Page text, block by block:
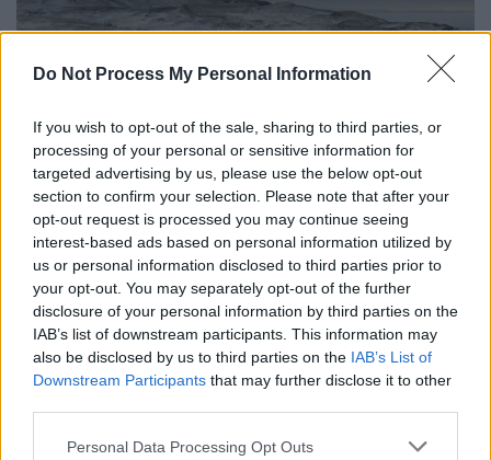
Do Not Process My Personal Information
If you wish to opt-out of the sale, sharing to third parties, or
processing of your personal or sensitive information for
targeted advertising by us, please use the below opt-out
section to confirm your selection. Please note that after your
opt-out request is processed you may continue seeing
interest-based ads based on personal information utilized by
us or personal information disclosed to third parties prior to
your opt-out. You may separately opt-out of the further
disclosure of your personal information by third parties on the
IAB’s list of downstream participants. This information may
also be disclosed by us to third parties on the IAB’s List of
Downstream Participants that may further disclose it to other
Please note that this website/app uses one or more Google
Personal Data Processing Opt Outs
Όμως το πιομαγικό σημείο του καταρράκτη
είναι ότι σου δίνει τη δυνατότητα να δεις τα
εντυπωσιακά τρεχούμενα νερά του εκ των
έσω, και αυτό γιατί πίσω από τη βάση του
καταρράκτη βρίσκεται μια μικρή σπηλιά που
μπορεί ο επισκέπτης να προσεγγίσει, με
αρκετή βεβαίως προσοχή,λόγω της
ολισθηρότητας από τα τρεχούμενα νερά .